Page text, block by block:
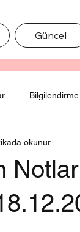
Güncel
Bilgilendirme
okunur